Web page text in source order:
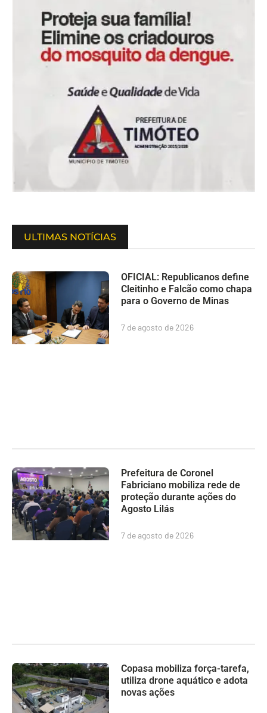
ULTIMAS NOTÍCIAS
OFICIAL: Republicanos define
Cleitinho e Falcão como chapa
para o Governo de Minas
7 de agosto de 2026
Prefeitura de Coronel
Fabriciano mobiliza rede de
proteção durante ações do
Agosto Lilás
7 de agosto de 2026
Copasa mobiliza força-tarefa,
utiliza drone aquático e adota
novas ações